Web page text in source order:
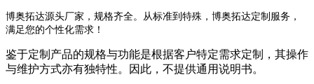
博奥拓达源头厂家，规格齐全。从标准到特殊，博奥拓达定制服务，
满足您的个性化需求！
鉴于定制产品的规格与功能是根据客户特定需求定制，其操作
与维护方式亦有独特性。因此，不提供通用说明书。